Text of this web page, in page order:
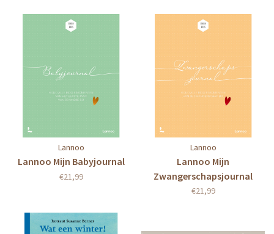
Lannoo
Lannoo Mijn Babyjournal
€21,99
Lannoo
Lannoo Mijn
Zwangerschapsjournal
€21,99